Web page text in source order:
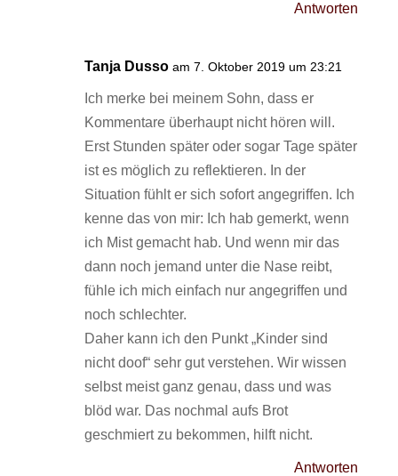
Antworten
Tanja Dusso am 7. Oktober 2019 um 23:21
Ich merke bei meinem Sohn, dass er
Kommentare überhaupt nicht hören will.
Erst Stunden später oder sogar Tage später
ist es möglich zu reflektieren. In der
Situation fühlt er sich sofort angegriffen. Ich
kenne das von mir: Ich hab gemerkt, wenn
ich Mist gemacht hab. Und wenn mir das
dann noch jemand unter die Nase reibt,
fühle ich mich einfach nur angegriffen und
noch schlechter.
Daher kann ich den Punkt „Kinder sind
nicht doof“ sehr gut verstehen. Wir wissen
selbst meist ganz genau, dass und was
blöd war. Das nochmal aufs Brot
geschmiert zu bekommen, hilft nicht.
Antworten